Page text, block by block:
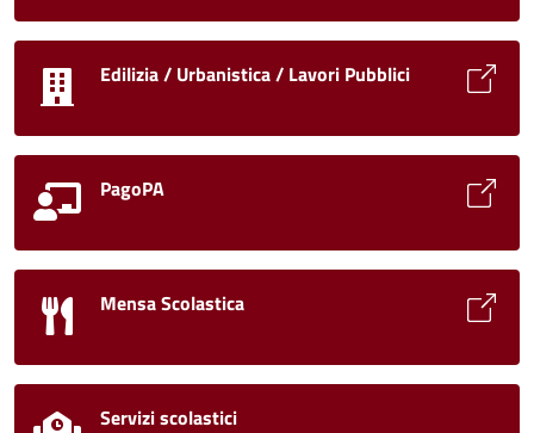
Edilizia / Urbanistica / Lavori Pubblici
PagoPA
Mensa Scolastica
Servizi scolastici